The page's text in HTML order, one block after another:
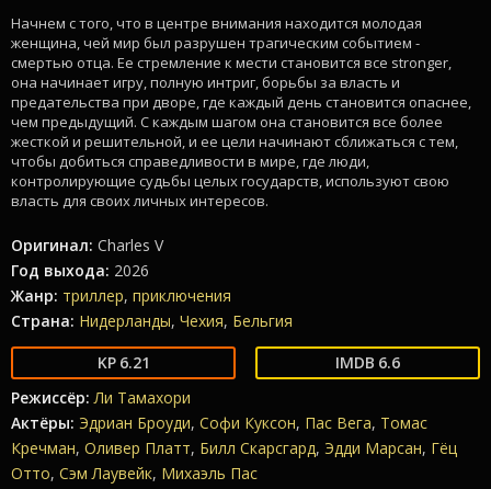
Начнем с того, что в центре внимания находится молодая
женщина, чей мир был разрушен трагическим событием -
смертью отца. Ее стремление к мести становится все stronger,
она начинает игру, полную интриг, борьбы за власть и
предательства при дворе, где каждый день становится опаснее,
чем предыдущий. С каждым шагом она становится все более
жесткой и решительной, и ее цели начинают сближаться с тем,
чтобы добиться справедливости в мире, где люди,
контролирующие судьбы целых государств, используют свою
власть для своих личных интересов.
Оригинал: Charles V
Год выхода: 2026
Жанр: триллер, приключения
Страна: Нидерланды, Чехия, Бельгия
6.21
6.6
Режиссёр: Ли Тамахори
Актёры: Эдриан Броуди, Софи Куксон, Пас Вега, Томас
Кречман, Оливер Платт, Билл Скарсгард, Эдди Марсан, Гёц
Отто, Сэм Лаувейк, Михаэль Пас